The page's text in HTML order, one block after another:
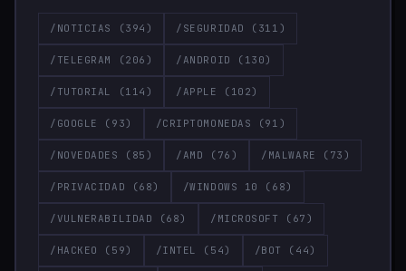
/NOTICIAS (394) /SEGURIDAD (311)
/TELEGRAM (206) /ANDROID (130)
/TUTORIAL (114) /APPLE (102)
/GOOGLE (93) /CRIPTOMONEDAS (91)
/NOVEDADES (85) /AMD (76) /MALWARE (73)
/PRIVACIDAD (68) /WINDOWS 10 (68)
/VULNERABILIDAD (68) /MICROSOFT (67)
/HACKEO (59) /INTEL (54) /BOT (44)